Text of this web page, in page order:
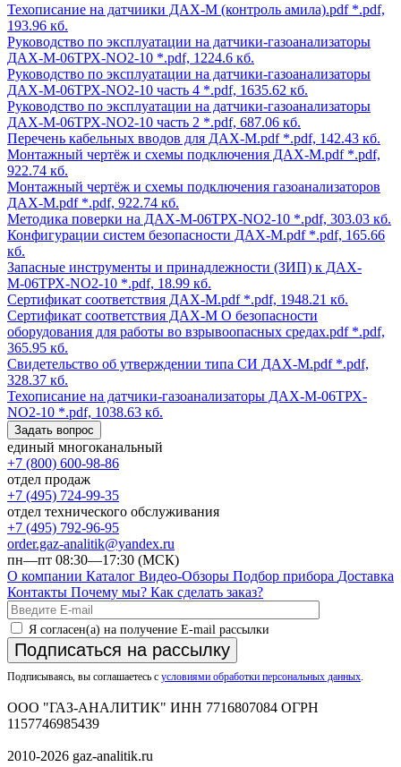
Техописание на датчиики ДАХ-М (контроль амила).pdf*.pdf,
193.96 кб.
Руководство по эксплуатации на датчики-газоанализаторы
ДАХ-М-06ТРХ-NO2-10 *.pdf, 1224.6 кб.
Руководство по эксплуатации на датчики-газоанализаторы
ДАХ-М-06ТРХ-NO2-10 часть 4 *.pdf, 1635.62 кб.
Руководство по эксплуатации на датчики-газоанализаторы
ДАХ-М-06ТРХ-NO2-10 часть 2 *.pdf, 687.06 кб.
Перечень кабельных вводов для ДАХ-М.pdf*.pdf, 142.43 кб.
Монтажный чертёж и схемы подключения ДАХ-М.pdf*.pdf,
922.74 кб.
Монтажный чертёж и схемы подключения газоанализаторов
ДАХ-М.pdf*.pdf, 922.74 кб.
Методика поверки на ДАХ-М-06ТРХ-NO2-10 *.pdf, 303.03 кб.
Конфигурации систем безопасности ДАХ-М.pdf*.pdf, 165.66
кб.
Запасные инструменты и принадлежности (ЗИП) к ДАХ-
М-06ТРХ-NO2-10 *.pdf, 18.99 кб.
Сертификат соответствия ДАХ-М.pdf*.pdf, 1948.21 кб.
Сертификат соответствия ДАХ-М О безопасности
оборудования для работы во взрывоопасных средах.pdf*.pdf,
365.95 кб.
Свидетельство об утверждении типа СИ ДАХ-М.pdf*.pdf,
328.37 кб.
Техописание на датчики-газоанализаторы ДАХ-М-06ТРХ-
NO2-10 *.pdf, 1038.63 кб.
Задать вопрос
единый многоканальный
+7 (800) 600-98-86
отдел продаж
+7 (495) 724-99-35
отдел технического обслуживания
+7 (495) 792-96-95
order.gaz-analitik@yandex.ru
пн—пт 08:30—17:30 (МСК)
О компании Каталог Видео-Обзоры Подбор прибора Доставка
Контакты Почему мы? Как сделать заказ?
Я согласен(а) на получение E-mail рассылки
Подписаться на рассылку
Подписываясь, вы соглашаетесь с условиями обработки персональных данных
ООО "ГАЗ-АНАЛИТИК" ИНН 7716807084 ОГРН
1157746985439
2010-2026 gaz-analitik.ru